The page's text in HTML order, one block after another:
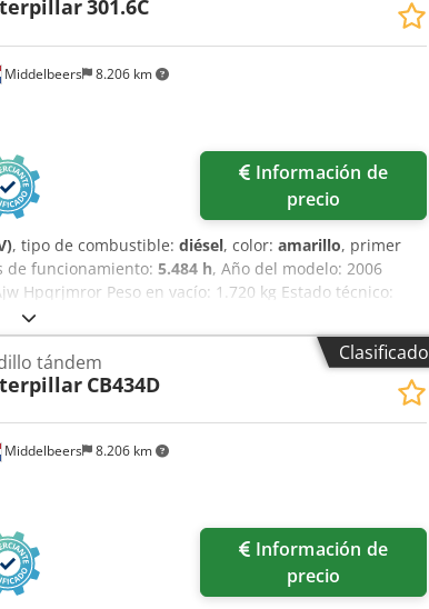
Middelbeers 8.206 km
301.6C
precio
, tipo de combustible: diésel, color: amarillo, primer
de funcionamiento: 5.484 h, Año del modelo: 2006
Hpqrjmror Peso en vacío: 1.720 kg Estado técnico:
de serie: JBB00645 Por favor, contacte a Ernst van
Clasificado
Middelbeers 8.206 km
tándem
CB434D
precio